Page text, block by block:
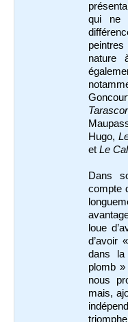
qui ne
nature
Hugo,
et Le
Dans
compte
loue
d’avoir
dans la
plomb
nous
mais,